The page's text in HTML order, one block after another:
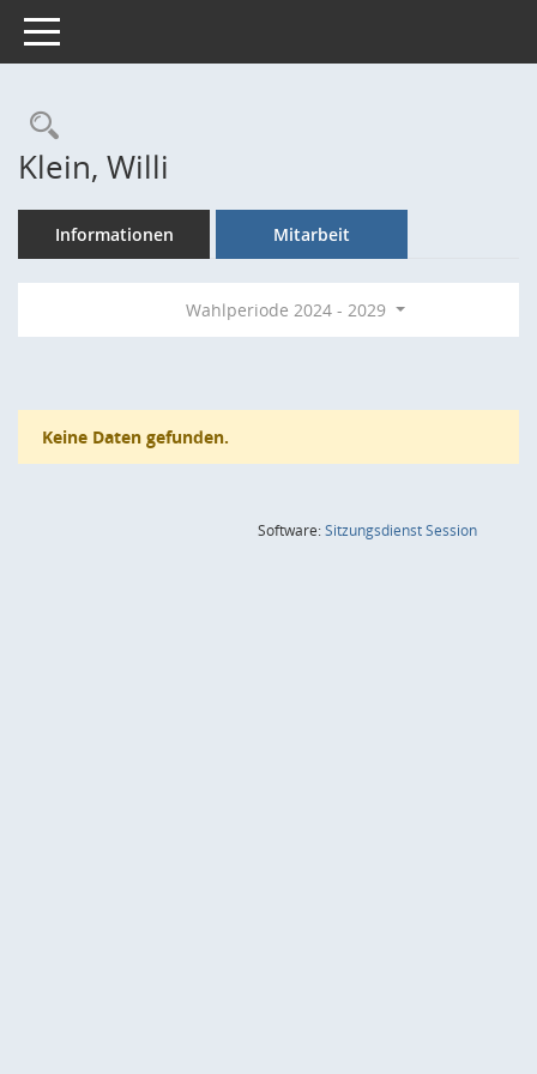
Toggle navigation
Rechercheauswahl
Klein, Willi
Informationen Mitarbeit
Wahlperiode 2024 - 2029
Keine Daten gefunden.
Software:SitzungsdienstSession(Wird in